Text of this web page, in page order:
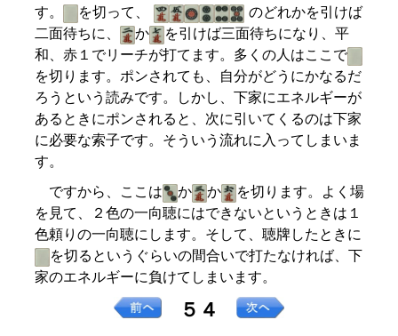
す。
を切って、
のどれかを引けば
二面待ちに、
か
を引けば三面待ちになり、平
和、赤１でリーチが打てます。多くの人はここで
を切ります。ポンされても、自分がどうにかなるだ
ろうという読みです。しかし、下家にエネルギーが
あるときにポンされると、次に引いてくるのは下家
に必要な索子です。そういう流れに入ってしまいま
す。
ですから、ここは
か か
を切ります。よく場
を見て、２色の一向聴にはできないというときは１
色頼りの一向聴にします。そして、聴牌したときに
を切るというぐらいの間合いで打たなければ、下
家のエネルギーに負けてしまいます。
５４